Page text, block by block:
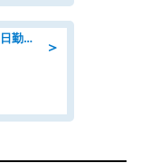
＞
経理/病院での経理事務のお仕事/即日勤務可/車通勤可/経理/一般事務